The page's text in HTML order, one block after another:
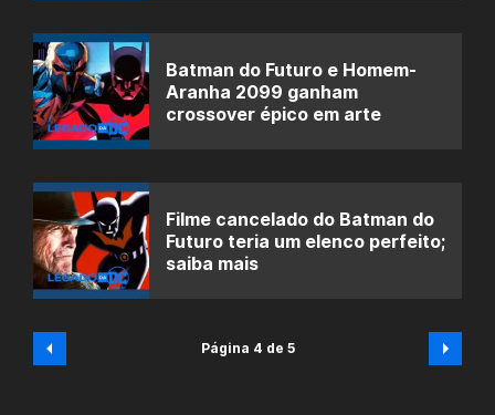
Batman do Futuro e Homem-
Aranha 2099 ganham
crossover épico em arte
Filme cancelado do Batman do
Futuro teria um elenco perfeito;
saiba mais
Página 4 de 5